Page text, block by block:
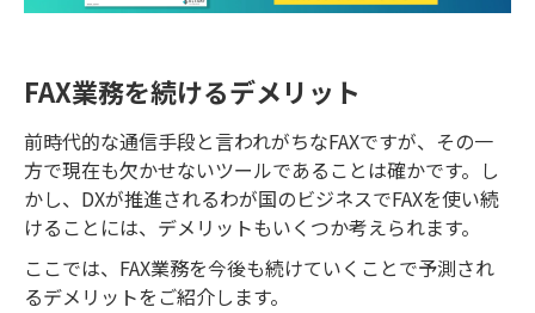
FAX業務を続けるデメリット
前時代的な通信手段と言われがちなFAXですが、その一
方で現在も欠かせないツールであることは確かです。し
かし、DXが推進されるわが国のビジネスでFAXを使い続
けることには、デメリットもいくつか考えられます。
ここでは、FAX業務を今後も続けていくことで予測され
るデメリットをご紹介します。